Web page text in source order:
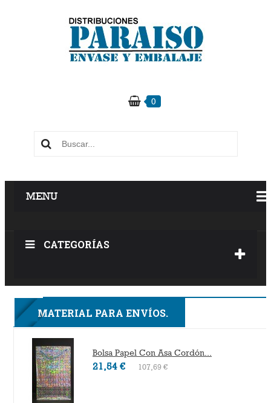
0
MENU
CATEGORÍAS
3F
MATERIAL PARA ENVÍOS.
Bolsa Papel Con Asa Cordón...
21,54 € 107,69 €